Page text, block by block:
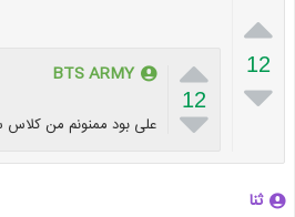

12


12

BTS ARMY
علی بود ممنونم من
ثنا